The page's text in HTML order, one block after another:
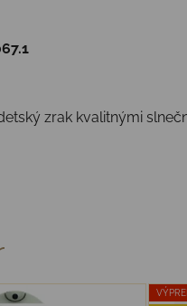
zrak kvalitnými